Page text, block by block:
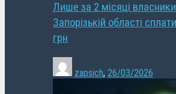
Лише за 2 місяці
Запорізькій області
грн
zapsich, 26/03/2026